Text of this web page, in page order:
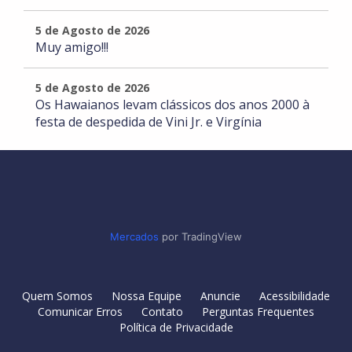
5 de Agosto de 2026
Muy amigo!!!
5 de Agosto de 2026
Os Hawaianos levam clássicos dos anos 2000 à
festa de despedida de Vini Jr. e Virgínia
Mercados por TradingView
Quem Somos Nossa Equipe Anuncie
Acessibilidade
Comunicar Erros
Contato
Perguntas Frequentes
Política de Privacidade